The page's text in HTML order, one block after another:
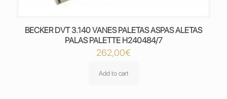
BECKER DVT 3.140 VANES PALETAS ASPAS ALETAS
PALAS PALETTE H240484/7
262,00€
Add to cart